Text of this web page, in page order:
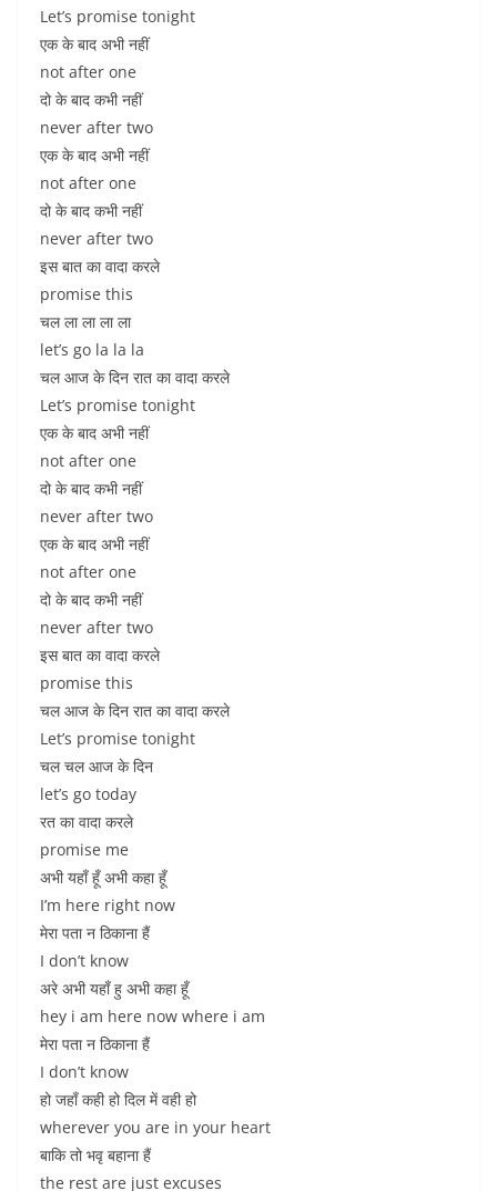
Let’s promise tonight
एक के बाद अभी नहीं
not after one
दो के बाद कभी नहीं
never after two
एक के बाद अभी नहीं
not after one
दो के बाद कभी नहीं
never after two
इस बात का वादा करले
promise this
चल ला ला ला ला
let’s go la la la
चल आज के दिन रात का वादा करले
Let’s promise tonight
एक के बाद अभी नहीं
not after one
दो के बाद कभी नहीं
never after two
एक के बाद अभी नहीं
not after one
दो के बाद कभी नहीं
never after two
इस बात का वादा करले
promise this
चल आज के दिन रात का वादा करले
Let’s promise tonight
चल चल आज के दिन
let’s go today
रत का वादा करले
promise me
अभी यहाँ हूँ अभी कहा हूँ
I’m here right now
मेरा पता न ठिकाना हैं
I don’t know
अरे अभी यहाँ हु अभी कहा हूँ
hey i am here now where i am
मेरा पता न ठिकाना हैं
I don’t know
हो जहाँ कही हो दिल में वही हो
wherever you are in your heart
बाकि तो भवृ बहाना हैं
the rest are just excuses